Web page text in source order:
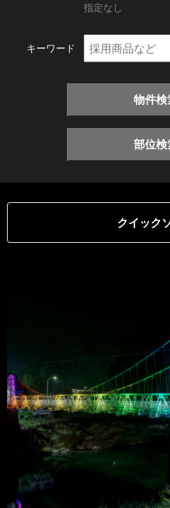
指定なし
キーワード
物件検
部位検
クイック